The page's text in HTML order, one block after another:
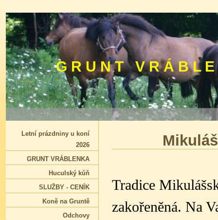
G R U N T V R Á B L
Tradice
zakořeněná. Na
Letní prázdniny u koní
2026
GRUNT VRÁBLENKA
Huculský kůň
SLUŽBY - CENÍK
Koně na Gruntě
Odchovy